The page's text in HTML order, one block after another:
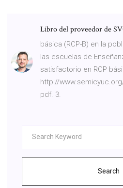
Libro del proveedor de
básica (RCP-B) en la
las escuelas de
satisfactorio en RCP
http://
pdf. 3.
Search